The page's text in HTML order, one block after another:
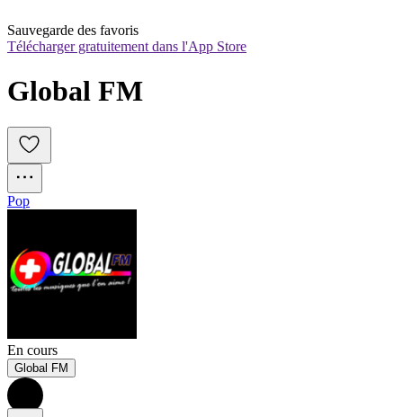
Sauvegarde des favoris
Télécharger gratuitement dans l'App Store
Global FM
Pop
En cours
Global FM